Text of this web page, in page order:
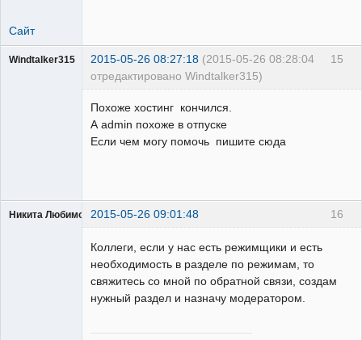
Сайт
15
Windtalker315 2015-05-26 08:27:18 (2015-05-26 08:28:04
отредактировано Windtalker315)
Похоже хостинг кончился.
А admin похоже в отпуске
Если чем могу помочь пишите сюда
16
Никита Любимов 2015-05-26 09:01:48
Коллеги, если у нас есть режимщики и есть
необходимость в разделе по режимам, то
свяжитесь со мной по обратной связи, создам
нужный раздел и назначу модератором.